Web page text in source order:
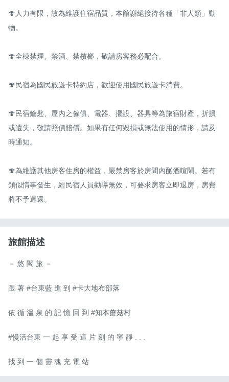
🍄人力有限，故為維護住宿品質，本館謝絕接待各種「非人類」動
物。
🍄全棟禁煙、禁酒、禁檳榔，敬請房客務必配合。
🍄民宿為國民旅遊卡特約店，歡迎使用國民旅遊卡消費。
🍄民宿鑰匙、屋內之傢俱、電器、擺設、器具等為旅宿財產，折損
或遺失，敬請照價賠償。如果有任何毀損或無法使用的情形，請及
時通知。
🍄為維護其他房客住房的權益，嚴禁房客於房間內酗酒喧鬧。若有
類似情事發生，經民宿人員勸導無效，可要求房客立即退房，房費
將不予退還。
旅館描述
－ 悠 閣 旅 －
跟 著 #台東藍 進 到 #卡大地布部落
依 循 溫 泉 的 記 憶 回 到 #知本蘑菇村
#慢活台東 一 起 享 受 這 片 刻 的 寧 靜 . . .
找 到 一 個 靈 魂 充 電 站